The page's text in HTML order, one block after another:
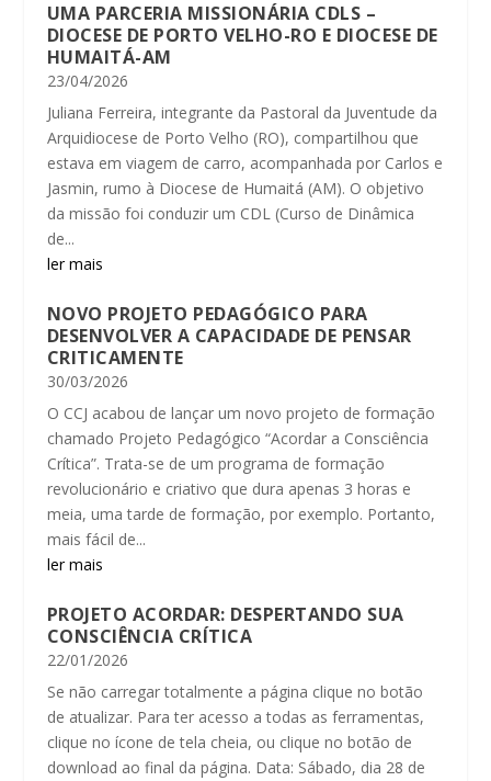
UMA PARCERIA MISSIONÁRIA CDLS –
DIOCESE DE PORTO VELHO-RO E DIOCESE DE
HUMAITÁ-AM
23/04/2026
Juliana Ferreira, integrante da Pastoral da Juventude da
Arquidiocese de Porto Velho (RO), compartilhou que
estava em viagem de carro, acompanhada por Carlos e
Jasmin, rumo à Diocese de Humaitá (AM). O objetivo
da missão foi conduzir um CDL (Curso de Dinâmica
de...
ler mais
NOVO PROJETO PEDAGÓGICO PARA
DESENVOLVER A CAPACIDADE DE PENSAR
CRITICAMENTE
30/03/2026
O CCJ acabou de lançar um novo projeto de formação
chamado Projeto Pedagógico “Acordar a Consciência
Crítica”. Trata-se de um programa de formação
revolucionário e criativo que dura apenas 3 horas e
meia, uma tarde de formação, por exemplo. Portanto,
mais fácil de...
ler mais
PROJETO ACORDAR: DESPERTANDO SUA
CONSCIÊNCIA CRÍTICA
22/01/2026
Se não carregar totalmente a página clique no botão
de atualizar. Para ter acesso a todas as ferramentas,
clique no ícone de tela cheia, ou clique no botão de
download ao final da página. Data: Sábado, dia 28 de